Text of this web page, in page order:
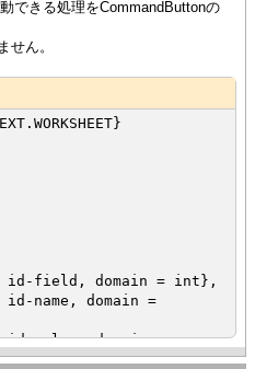
できる処理をCommandButtonの
せん。
domain = int},
domain =
domain =